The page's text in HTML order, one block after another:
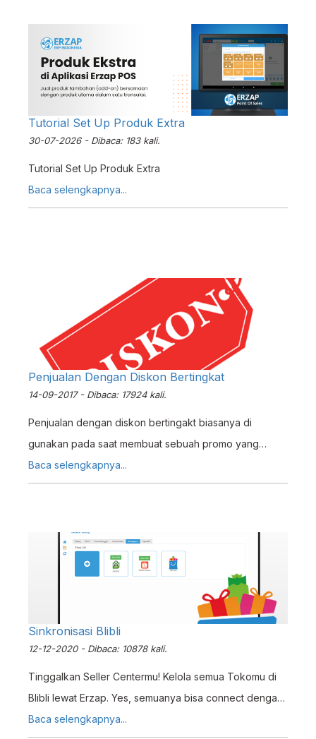
Tutorial Set Up Produk Extra
30-07-2026 - Dibaca: 183 kali.
Tutorial Set Up Produk Extra
Baca selengkapnya...
Penjualan Dengan Diskon Bertingkat
14-09-2017 - Dibaca: 17924 kali.
Penjualan dengan diskon bertingakt biasanya di
gunakan pada saat membuat sebuah promo yang
dapat di isi pada saat pembuatan invoice / faktur
penjualan.
Baca selengkapnya...
Sinkronisasi Blibli
12-12-2020 - Dibaca: 10878 kali.
Tinggalkan Seller Centermu! Kelola semua Tokomu di
Blibli lewat Erzap. Yes, semuanya bisa connect dengan
Erzap! Bagaimana caranya? Check this Tutorial out!
Baca selengkapnya...